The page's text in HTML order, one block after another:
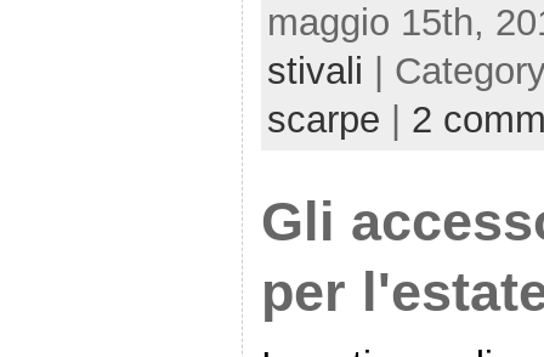
maggio 15th,
stivali |
scarpe
2
Gli
per